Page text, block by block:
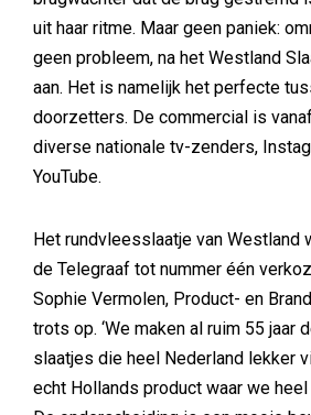
uit haar ritme. Maar geen paniek:
geen probleem, na het Westland
aan. Het is namelijk het perfecte
doorzetters. De commercial is
diverse nationale tv-zenders,
YouTube.
Het rundvleesslaatje van Westland
de Telegraaf tot nummer één
Sophie Vermolen, Product- en
trots op. ‘We maken al ruim 55 jaar
slaatjes die heel Nederland lekker
echt Hollands product waar we